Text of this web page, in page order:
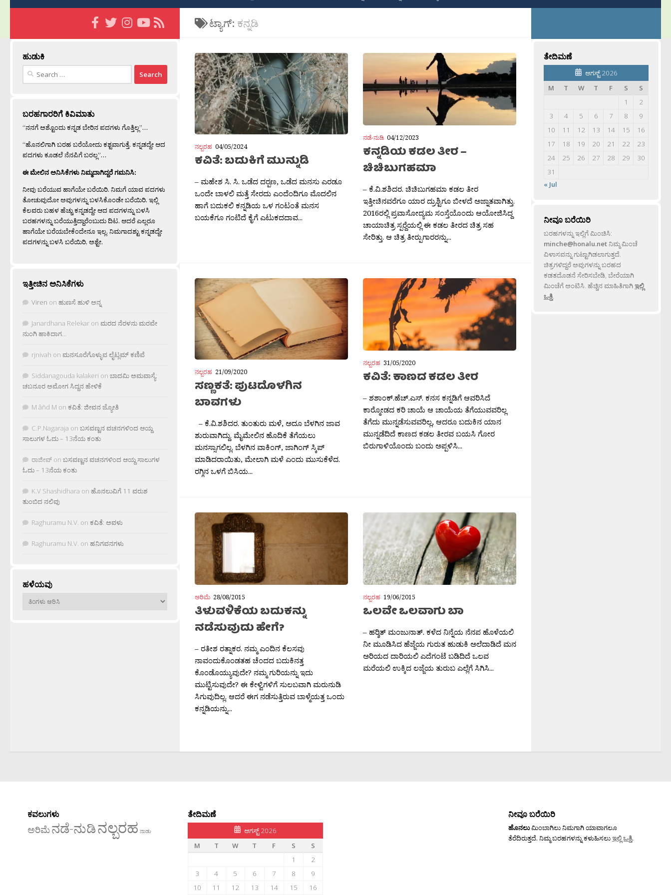
ಟ್ಯಾಗ್: ಕನ್ನಡಿ
ನಲ್ಬರಹ 04/05/2024
ಕವಿತೆ: ಬದುಕಿಗೆ ಮುನ್ನುಡಿ
– ಮಹೇಶ ಸಿ. ಸಿ. ಒಡೆದ ದರ‍್ಪಣ, ಒಡೆದ ಮನಸು ಎರಡೂ
ಒಂದೇ ಬಾಳಲಿ ಮತ್ತೆ ಸೇರದು ಎಂದೆಂದಿಗೂ ಮೊದಲಿನ
ಹಾಗೆ ಬದುಕಲಿ ಕನ್ನಡಿಯ ಒಳ ಗಂಟಂತೆ ಮನಸ
ಬಯಕೆಗೂ ಗಂಟಿದೆ ಕೈಗೆ ಎಟುಕದದಾವ...
ನಡೆ-ನುಡಿ 04/12/2023
ಕನ್ನಡಿಯ ಕಡಲ ತೀರ –
ಚಿಚಿಬುಗಹಮಾ
– ಕೆ.ವಿ.ಶಶಿದರ. ಚಿಚಿಬುಗಹಮಾ ಕಡಲ ತೀರ
ಇತ್ತೀಚಿನವರೆಗೂ ಯಾರ ದ್ರುಶ್ಟಿಗೂ ಬೀಳದೆ ಅಜ್ನಾತವಾಗಿತ್ತು.
2016ರಲ್ಲಿ ಪ್ರವಾಸೋದ್ಯಮ ಸಂಸ್ತೆಯೊಂದು ಆಯೋಜಿಸಿದ್ದ
ಚಾಯಾಚಿತ್ರ ಸ್ಪರ‍್ದೆಯಲ್ಲಿ ಈ ಕಡಲ ತೀರದ ಚಿತ್ರ ಸಹ
ಸೇರಿತ್ತು. ಆ ಚಿತ್ರ ತೀರ‍್ಪುಗಾರರನ್ನು...
ನಲ್ಬರಹ 21/09/2020
ಸಣ್ಣಕತೆ: ಪುಟದೊಳಗಿನ
ಬಾವಗಳು
– ಕೆ.ವಿ.ಶಶಿದರ. ತುಂತುರು ಮಳೆ, ಅದೂ ಬೆಳಗಿನ ಜಾವ
ಶುರುವಾಗಿದ್ದು. ಮೈಮೇಲಿನ ಹೊದಿಕೆ ತೆಗೆಯಲು
ಮನಸ್ಸಾಗಲಿಲ್ಲ. ಬೆಳಗಿನ ವಾಕಿಂಗ್, ಜಾಗಿಂಗ್ ಸ್ಕಿಪ್
ಮಾಡಿದರಾಯಿತು, ಮೇಲಾಗಿ ಮಳೆ ಎಂದು ಮುಸುಕೆಳೆದ.
ರಗ್ಗಿನ ಒಳಗೆ ಬಿಸಿಯ...
ನಲ್ಬರಹ 31/05/2020
ಕವಿತೆ: ಕಾಣದ ಕಡಲ ತೀರ
– ಶಶಾಂಕ್.ಹೆಚ್.ಎಸ್. ಕನಸ ಕನ್ನಡಿಗೆ ಆವರಿಸಿದೆ
ಕಾರ‍್ಮೋಡದ ಕರಿ ಚಾಯೆ ಆ ಚಾಯೆಯ ತೆಗೆಯುವವರಿಲ್ಲ
ತೆಗೆದು ಮುನ್ನಡೆಸುವವರಿಲ್ಲ, ಆದರೂ ಬದುಕಿನ ಯಾನ
ಮುನ್ನಡೆದಿದೆ ಕಾಣದ ಕಡಲ ತೀರವ ಬಯಸಿ ಗೋರ
ಬಿರುಗಾಳಿಯೊಂದು ಬಂದು ಅಪ್ಪಳಿಸಿ...
ಅರಿಮೆ 28/08/2015
ತಿಳುವಳಿಕೆಯ ಬದುಕನ್ನು
ನಡೆಸುವುದು ಹೇಗೆ?
– ರತೀಶ ರತ್ನಾಕರ. ನಮ್ಮ ಎಂದಿನ ಕೆಲಸವು
ನಾವಂದುಕೊಂಡತಹ ಚೆಂದದ ಬದುಕಿನತ್ತ
ಕೊಂಡೊಯ್ಯುವುದೇ? ನಮ್ಮ ಗುರಿಯನ್ನು ಇದು
ಮುಟ್ಟಿಸುವುದೇ? ಈ ಕೇಳ್ವಿಗಳಿಗೆ ಸುಲಬವಾಗಿ ಮರುನುಡಿ
ಸಿಗುವುದಿಲ್ಲ. ಆದರೆ ಈಗ ನಡೆಸುತ್ತಿರುವ ಬಾಳ್ಮೆಯತ್ತ ಒಂದು
ಕನ್ನಡಿಯನ್ನು...
ನಲ್ಬರಹ 19/06/2015
ಒಲವೇ ಒಲವಾಗು ಬಾ
– ಹರ‍್ಶಿತ್ ಮಂಜುನಾತ್. ಕಳೆದ ನಿನ್ನೆಯ ನೆನಪ ಹೊಳೆಯಲಿ
ನೀ ಮೂಡಿಸಿದ ಹೆಜ್ಜೆಯ ಗುರುತ ಹುಡುಕಿ ಅಲೆದಾಡಿದೆ ಮನ
ಅರಿಯದ ದಾರಿಯಲಿ ಎದೆಗಂಟೆ ಬಡಿದಿದೆ ಒಲವ
ಮರೆಯಲಿ ಉಕ್ಕಿದ ಲಜ್ಜೆಯ ತುರುಬ ಎಲ್ಲೆಗೆ ಸಿಗಿಸಿ...
ಹುಡುಕಿ
Search
ಬರಹಗಾರರಿಗೆ ಕಿವಿಮಾತು
“ನನಗೆ ಅಶ್ಟೊಂದು ಕನ್ನಡ ಬೇರಿನ ಪದಗಳು ಗೊತ್ತಿಲ್ಲ”…
“ಹೊನಲಿಗಾಗಿ ಬರಹ ಬರೆಯೋದು ಕಶ್ಟವಾಗುತ್ತೆ. ಕನ್ನಡದ್ದೇ ಆದ
ಪದಗಳು ಕೂಡಲೆ ನೆನಪಿಗೆ ಬರಲ್ಲ”…
ಈ ಮೇಲಿನ ಅನಿಸಿಕೆಗಳು ನಿಮ್ಮದಾಗಿದ್ದರೆ ಗಮನಿಸಿ:
ನೀವು ಬರೆಯುವ ಹಾಗೆಯೇ ಬರೆಯಿರಿ. ನಿಮಗೆ ಯಾವ ಪದಗಳು
ತೋಚುವುದೋ ಅವುಗಳನ್ನು ಬಳಸಿಕೊಂಡೇ ಬರೆಯಿರಿ. ಇಲ್ಲಿ
ಕೆಲವರು ಬಹಳ ಹೆಚ್ಚು ಕನ್ನಡದ್ದೇ ಆದ ಪದಗಳನ್ನು ಬಳಸಿ
ಬರಹಗಳನ್ನು ಬರೆಯುತ್ತಿದ್ದಾರೆಂಬುದು ದಿಟ. ಆದರೆ ಎಲ್ಲರೂ
ಹಾಗೆಯೇ ಬರೆಯಬೇಕೆಂದೇನೂ ಇಲ್ಲ. ನಿಮಗಾದಶ್ಟು ಕನ್ನಡದ್ದೇ
ಪದಗಳನ್ನು ಬಳಸಿ ಬರೆಯಿರಿ, ಅಶ್ಟೇ.
ಇತ್ತೀಚಿನ ಅನಿಸಿಕೆಗಳು
Viren on ಹುಣಸೆ ಹುಳಿ ಅನ್ನ
Janardhana Relekar on ಮರದ ನೆರಳನು ಮರವೇ
ನುಂಗಿ ಹಾಕಿದಾಗ…
rjnivah on ಮನಸೂರೆಗೊಳ್ಳುವ ಲೈಟ್ಲಮ್ ಕಣಿವೆ
Siddanagouda kalakeri on ಬಾದಮಿ ಅಮವಾಸ್ಯೆ:
ಚಬನೂರ ಅಮೋಗ ಸಿದ್ದನ ಹೇಳಿಕೆ
M âñd M on ಕವಿತೆ: ಜೀವನ ಜ್ಯೋತಿ
C.P.Nagaraja on ಬಸವಣ್ಣನ ವಚನಗಳಿಂದ ಆಯ್ದ
ಸಾಲುಗಳ ಓದು – 13ನೆಯ ಕಂತು
ರಾಜೀವ್ on ಬಸವಣ್ಣನ ವಚನಗಳಿಂದ ಆಯ್ದ ಸಾಲುಗಳ
ಓದು – 13ನೆಯ ಕಂತು
K.V Shashidhara on ಹೊನಲುವಿಗೆ 11 ವರುಶ
ತುಂಬಿದ ನಲಿವು
Raghuramu N.V. on ಕವಿತೆ: ಅವಳು
Raghuramu N.V. on ಹನಿಗವನಗಳು
ಹಳೆಯವು
ಹಳೆಯವು
ತೇದಿಮಣೆ
ಆಗಸ್ಟ್ 2026
M
T W T F S
S
1
2
3
4 5 6 7 8
9
10
11 12 13 14 15
16
17
18 19 20 21 22
23
24
25 26 27 28 29
30
31
« Jul
ನೀವೂ ಬರೆಯಿರಿ
ಬರಹಗಳನ್ನು ಇಲ್ಲಿಗೆ ಮಿಂಚಿಸಿ:
minche@honalu.netನಿಮ್ಮ ಮಿಂಚೆ
ವಿಳಾಸವನ್ನು ಗುಟ್ಟಾಗಿಡಲಾಗುತ್ತದೆ.
ಚಿತ್ರಗಳಿದ್ದರೆ ಅವುಗಳನ್ನು ಬರಹದ
ಕಡತದೊಡನೆ ಸೇರಿಸಬೇಡಿ, ಬೇರೆಯಾಗಿ
ಮಿಂಚೆಗೆ ಅಂಟಿಸಿ. ಹೆಚ್ಚಿನ ಮಾಹಿತಿಗಾಗಿಇಲ್ಲಿ
ಒತ್ತಿ.
ಕವಲುಗಳು
ಅರಿಮೆನಡೆ-ನುಡಿನಲ್ಬರಹ ನಾಡು
ತೇದಿಮಣೆ
ಆಗಸ್ಟ್ 2026
M
T W T F S
S
1
2
3
4 5 6 7 8
9
10
11 12 13 14 15 16
ನೀವೂ ಬರೆಯಿರಿ
ಹೊನಲುಮಿಂಬಾಗಿಲು ನಿಮಗಾಗಿ ಯಾವಾಗಲೂ
ತೆರೆದಿರುತ್ತದೆ. ನಿಮ್ಮ ಬರಹಗಳನ್ನು ಕಳುಹಿಸಲುಇಲ್ಲಿ ಒತ್ತಿ.